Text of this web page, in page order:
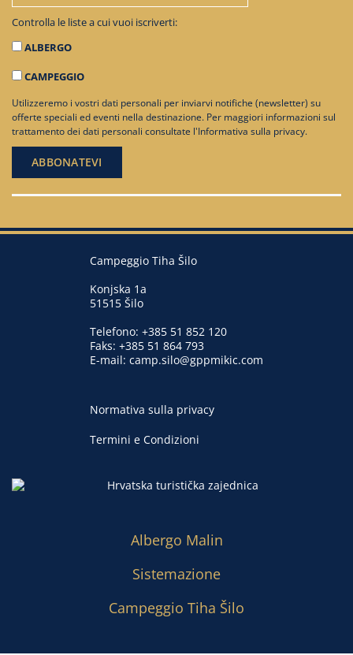
Controlla le liste a cui vuoi iscriverti:
ALBERGO
CAMPEGGIO
Utilizzeremo i vostri dati personali per inviarvi notifiche (newsletter) su
offerte speciali ed eventi nella destinazione. Per maggiori informazioni sul
trattamento dei dati personali consultate l'Informativa sulla privacy.
Campeggio Tiha Šilo
Konjska 1a
51515 Šilo
Telefono: +385 51 852 120
Faks: +385 51 864 793
E-mail: camp.silo@gppmikic.com
Normativa sulla privacy
Termini e Condizioni
Albergo Malin
Sistemazione
Campeggio Tiha Šilo